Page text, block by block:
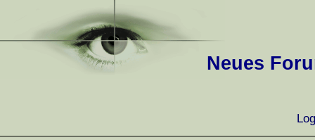
Neues